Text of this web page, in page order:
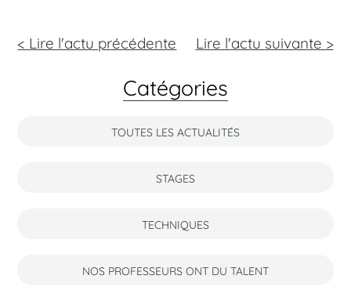
< Lire l'actu précédente Lire l'actu suivante >
Catégories
TOUTES LES ACTUALITÉS
STAGES
TECHNIQUES
NOS PROFESSEURS ONT DU TALENT